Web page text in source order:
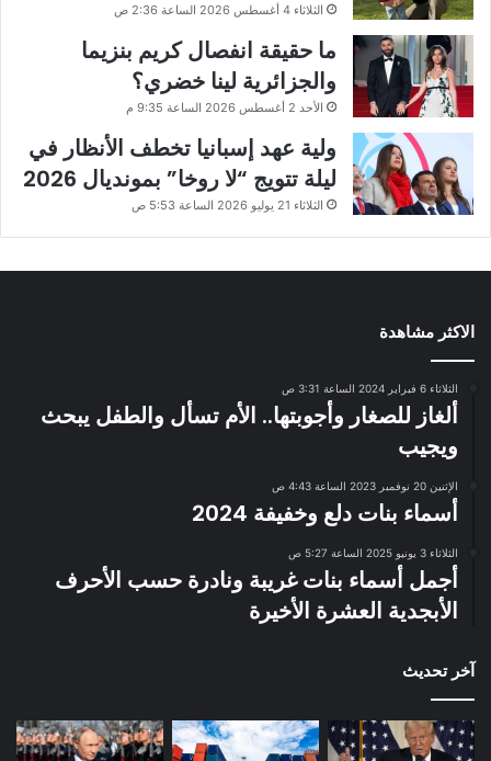
الثلاثاء 4 أغسطس 2026 الساعة 2:36 ص
ما حقيقة انفصال كريم بنزيما
والجزائرية لينا خضري؟
الأحد 2 أغسطس 2026 الساعة 9:35 م
ولية عهد إسبانيا تخطف الأنظار في
ليلة تتويج “لا روخا” بمونديال 2026
الثلاثاء 21 يوليو 2026 الساعة 5:53 ص
الاكثر مشاهدة
الثلاثاء 6 فبراير 2024 الساعة 3:31 ص
ألغاز للصغار وأجوبتها.. الأم تسأل والطفل يبحث
ويجيب
الإثنين 20 نوفمبر 2023 الساعة 4:43 ص
أسماء بنات دلع وخفيفة 2024
الثلاثاء 3 يونيو 2025 الساعة 5:27 ص
أجمل أسماء بنات غريبة ونادرة حسب الأحرف
الأبجدية العشرة الأخيرة
آخر تحديث